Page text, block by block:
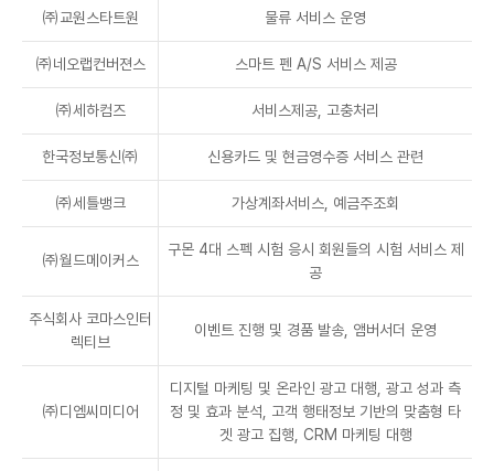
㈜교원스타트원 물류 서비스 운영
㈜네오랩컨버젼스 스마트 펜 A/S 서비스 제공
㈜세하컴즈 서비스제공, 고충처리
한국정보통신㈜ 신용카드 및 현금영수증 서비스 관련
㈜세틀뱅크 가상계좌서비스, 예금주조회
㈜월드메이커스
구몬 4대 스펙 시험 응시 회원들의 시험 서비스 제
공
주식회사 코마스인터
렉티브
이벤트 진행 및 경품 발송, 앰버서더 운영
㈜디엠씨미디어
디지털 마케팅 및 온라인 광고 대행, 광고 성과 측
정 및 효과 분석, 고객 행태정보 기반의 맞춤형 타
겟 광고 집행, CRM 마케팅 대행